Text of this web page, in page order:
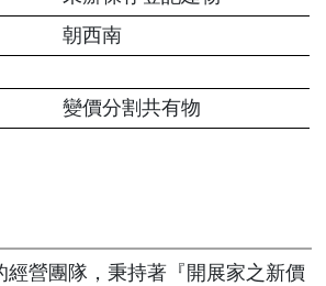
朝西南
變價分割共有物
經營團隊，秉持著『開展家之新價